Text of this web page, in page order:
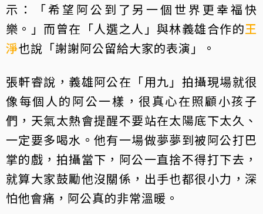
示：「希望阿公到了另一個世界更幸福快
樂。」而曾在「人選之人」與林義雄合作的王
淨也說「謝謝阿公留給大家的表演」。
張軒睿說，義雄阿公在「用九」拍攝現場就很
像每個人的阿公一樣，很真心在照顧小孩子
們，天氣太熱會提醒不要站在太陽底下太久、
一定要多喝水。他有一場做夢夢到被阿公打巴
掌的戲，拍攝當下，阿公一直捨不得打下去，
就算大家鼓勵他沒關係，出手也都很小力，深
怕他會痛，阿公真的非常溫暖。